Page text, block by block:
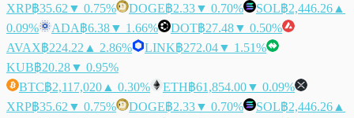
XRP฿35.62 ▼ 0.75% DOGE฿2.33▼ 0.70% SOL฿2,446.26 ▲
0.09%
ADA฿6.38▼ 1.66% DOT฿27.48▼ 0.50%
AVAX฿224.22 ▲ 2.86% LINK฿272.04▼ 1.51%
KUB฿20.28▼ 0.95%
BTC฿2,117,020 ▲ 0.30% ETH฿61,854.00▼ 0.09%
XRP฿35.62 ▼ 0.75% DOGE฿2.33▼ 0.70% SOL฿2,446.26 ▲